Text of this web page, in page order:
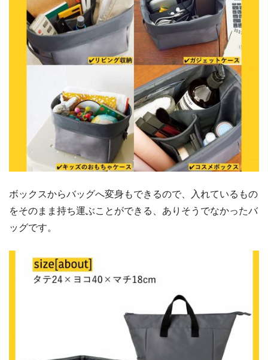
ボックスからバッグへ変身もできるので、入れているもの
をそのまま持ち運ぶことができる、ありそうでなかったバ
ッグです。